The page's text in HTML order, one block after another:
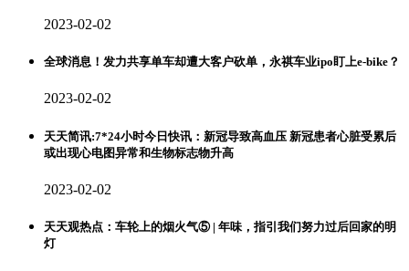
2023-02-02
全球消息！发力共享单车却遭大客户砍单，永祺车业ipo盯上e-bike？
2023-02-02
天天简讯:7*24小时今日快讯：新冠导致高血压 新冠患者心脏受累后
或出现心电图异常和生物标志物升高
2023-02-02
天天观热点：车轮上的烟火气⑤ | 年味，指引我们努力过后回家的明
灯